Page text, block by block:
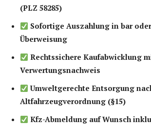
(PLZ 58285)
Sofortige Auszahlung in bar
Überweisung
Rechtssichere Kaufabwicklung
Verwertungsnachweis
Umweltgerechte Entsorgung
Altfahrzeugverordnung (§15)
Kfz-Abmeldung auf Wunsch